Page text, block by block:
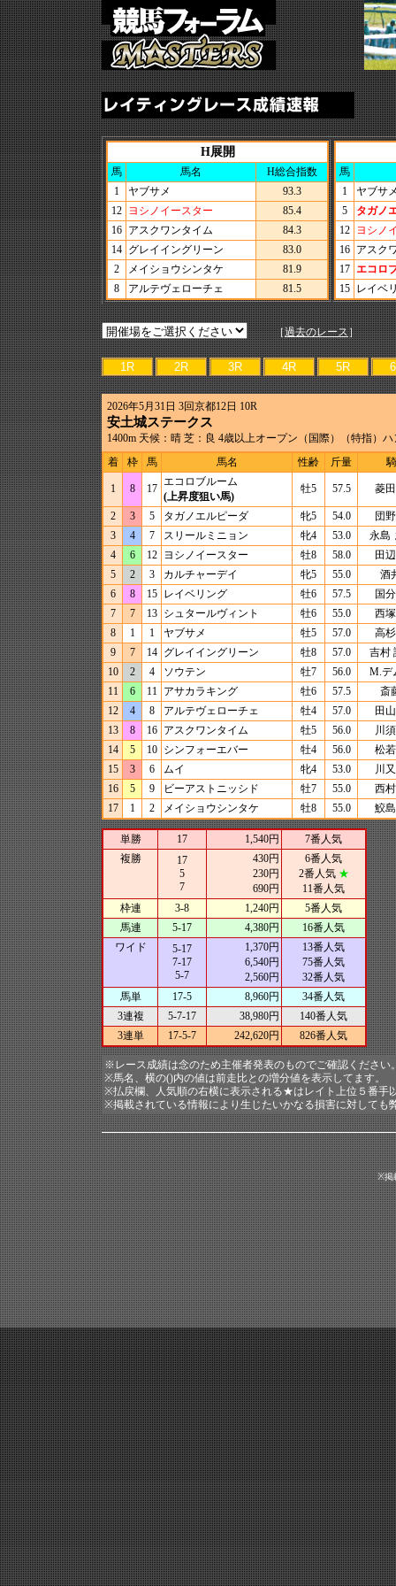
H展開
馬 馬名
H総合指数
1
ヤブサメ
93.3
12 ヨシノイースター
85.4
16 アスクワンタイム
84.3
14 グレイイングリーン
83.0
2
メイショウシンタケ
81.9
8
アルテヴェローチェ 81.5
馬
1
ヤブサ
5
タガノ
12 ヨシノ
16 アスク
17 エコロ
15 レイベ
［過去のレース］
2026年5月31日 3回京都12日 10R
安土城ステークス
1400m 天候：晴 芝：良 4歳以上オープン（国際）（特指）
着
枠 馬 馬名 性齢 斤量
1 8 17
エコロブルーム
(上昇度狙い馬)
牡5 57.5 菱
2 3 5 タガノエルピーダ 牝5 54.0
団
3
4 7 スリールミニョン 牝4 53.0
永島
4
6 12 ヨシノイースター 牡8 58.0
田
5
2 3 カルチャーデイ 牝5 55.0
酒
6
8 15 レイベリング 牡6 57.5
国
7
7 13 シュタールヴィント 牡6 55.0
西
8
1 1 ヤブサメ 牡5 57.0
高
9
7 14 グレイイングリーン 牡8 57.0
吉村
10
2 4 ソウテン 牡7 56.0
M.デ
11
6 11 アサカラキング 牡6 57.5
斎
12
4 8 アルテヴェローチェ 牡4 57.0
田
13
8 16 アスクワンタイム 牡5 56.0
川
14
5 10 シンフォーエバー 牡4 56.0
松
15
3 6 ムイ 牝4 53.0
川
16
5 9 ビーアストニッシド 牡7 55.0
西
17
1 2 メイショウシンタケ 牡8 55.0 鮫
単勝 17 1,540円
7番人気
複勝
17
5
7
430円
230円
690円
6番人気
2番人気 ★
11番人気
枠連
3-8 1,240円
5番人気
馬連
5-17 4,380円
16番人気
ワイド
5-17
7-17
5-7
1,370円
6,540円
2,560円
13番人気
75番人気
32番人気
馬単
17-5 8,960円
34番人気
3連複
5-7-17 38,980円
140番人気
3連単
17-5-7 242,620円 826番人気
※レース成績は念のため主催者発表のものでご確認ください
※馬名、横の()内の値は前走比との増分値を表示してます。
※払戻欄、人気順の右横に表示される★はレイト上位５番手
※掲載されている情報により生じたいかなる損害に対しても
※掲